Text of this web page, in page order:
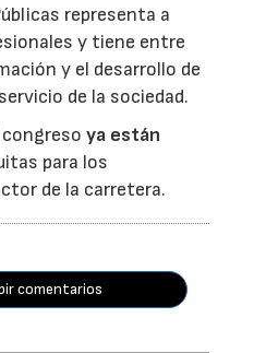
representa a
y tiene entre
y el desarrollo de
de la sociedad.
congresoya están
para los
de la carretera.
comentarios